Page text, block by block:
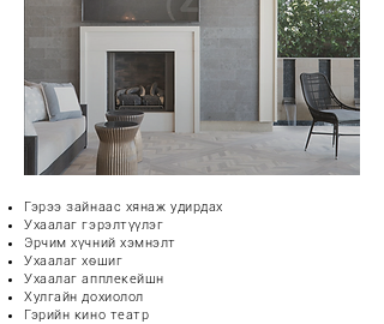
Гэрээ зайнаас хянаж удирдах
Ухаалаг гэрэлтүүлэг
Эрчим хүчний хэмнэлт
Ухаалаг хөшиг
Ухаалаг апплекейшн
Хулгайн дохиолол
Гэрийн кино театр